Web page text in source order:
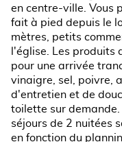
en centre-ville. Vous
fait à pied depuis le
mètres, petits
l'église. Les produits
pour une arrivée
vinaigre, sel, poivre,
d'entretien et de
toilette sur
séjours de 2 nuitées
en fonction du